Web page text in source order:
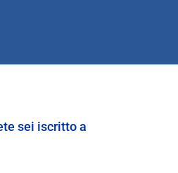
sei iscritto a